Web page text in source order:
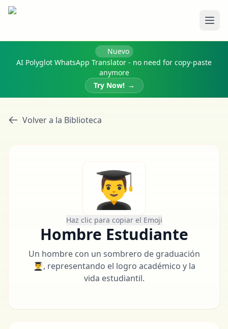
Nuevo
AI Polyglot WhatsApp Translator - no need for copy-paste
anymore
Try Now! →
Volver a la Biblioteca
👨‍🎓
Haz clic para copiar el Emoji
Hombre Estudiante
Un hombre con un sombrero de graduación
👨‍🎓, representando el logro académico y la
vida estudiantil.